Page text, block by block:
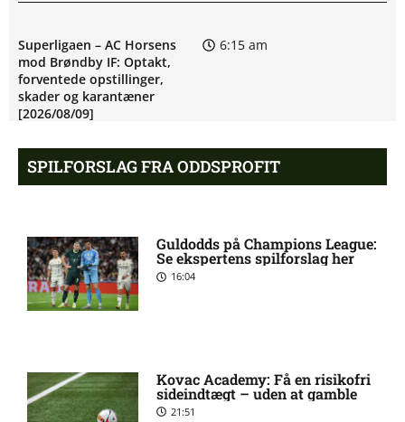
Superligaen – AC Horsens
mod Brøndby IF: Optakt,
forventede opstillinger,
skader og karantæner
[2026/08/09]
6:15 am
Superligaen – Randers FC
karantæner [2026/08/09]
6:08 am
Pontus Anders Rödin misser
1. Division – Hvidovre IF mod
Esbjerg fB: Optakt
[2026/08/09]
5:31 am
SPILFORSLAG FRA ODDSPROFIT
Guldodds på Champions League:
Se ekspertens spilforslag her
16:04
Kovac Academy: Få en risikofri
sideindtægt – uden at gamble
21:51